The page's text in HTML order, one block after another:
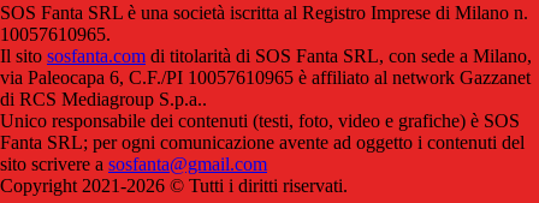
SOS Fanta SRL è una società iscritta al Registro Imprese di Milano n.
10057610965.
Il sito sosfanta.com di titolarità di SOS Fanta SRL, con sede a Milano,
via Paleocapa 6, C.F./PI 10057610965 è affiliato al network Gazzanet
di RCS Mediagroup S.p.a..
Unico responsabile dei contenuti (testi, foto, video e grafiche) è SOS
Fanta SRL; per ogni comunicazione avente ad oggetto i contenuti del
sito scrivere a sosfanta@gmail.com
Copyright 2021-2026 © Tutti i diritti riservati.